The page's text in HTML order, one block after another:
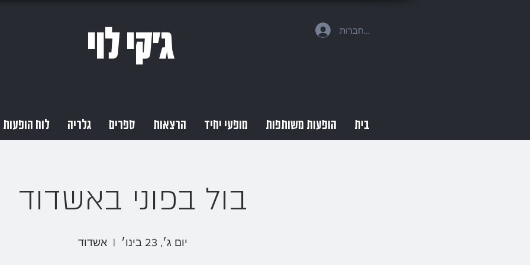
ג'קי לוי להתחברות
בית הופעות משותפות מופעי יחיד הרצאות ספרים גלריה לוח הופעות
בול בפוני באשדוד
יום ג׳, 23 בינו׳
  |
אשדוד